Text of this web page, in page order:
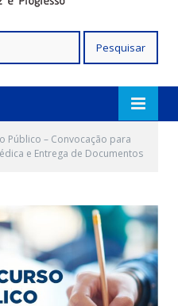
Público – Convocação para
e Entrega de Documentos